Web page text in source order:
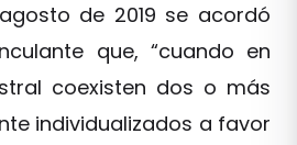
de 2019 se acordó
que, “cuando en
coexisten dos o más
individualizados a favor